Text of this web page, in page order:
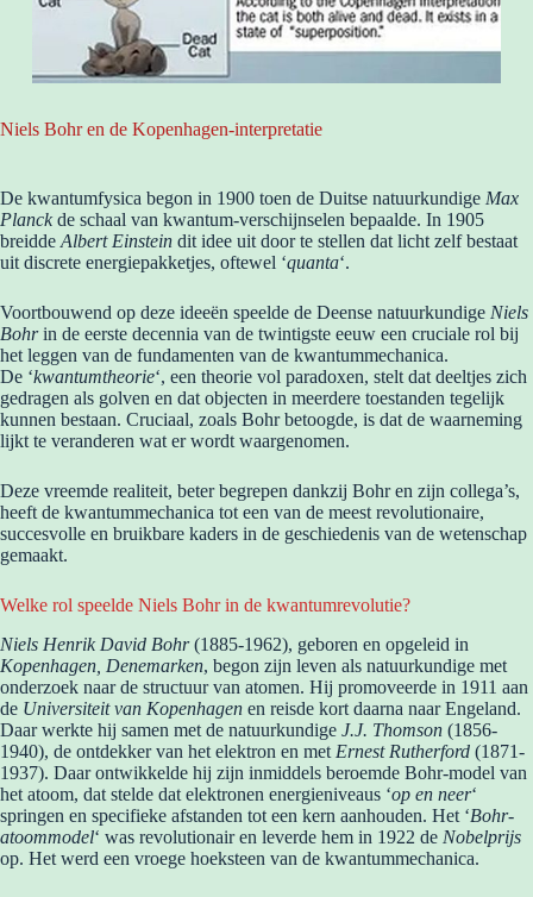
Niels Bohr en de Kopenhagen-interpretatie
De kwantumfysica begon in 1900 toen de Duitse natuurkundige Max
Planck de schaal van kwantum-verschijnselen bepaalde. In 1905
breidde Albert Einstein dit idee uit door te stellen dat licht zelf bestaat
uit discrete energiepakketjes, oftewel ‘quanta‘.
Voortbouwend op deze ideeën speelde de Deense natuurkundige Niels
Bohrin de eerste decennia van de twintigste eeuw een cruciale rol bij
het leggen van de fundamenten van de kwantummechanica.
De ‘kwantumtheorie‘, een theorie vol paradoxen, stelt dat deeltjes zich
gedragen als golven en dat objecten in meerdere toestanden tegelijk
kunnen bestaan. Cruciaal, zoals Bohr betoogde, is dat de waarneming
lijkt te veranderen wat er wordt waargenomen.
Deze vreemde realiteit, beter begrepen dankzij Bohr en zijn collega’s,
heeft de kwantummechanica tot een van de meest revolutionaire,
succesvolle en bruikbare kaders in de geschiedenis van de wetenschap
gemaakt.
Welke rol speelde Niels Bohr in de kwantumrevolutie?
Niels Henrik David Bohr(1885-1962), geboren en opgeleid in
Kopenhagen, Denemarken, begon zijn leven als natuurkundige met
onderzoek naar de structuur van atomen. Hij promoveerde in 1911 aan
de Universiteit van Kopenhagen en reisde kort daarna naar Engeland.
Daar werkte hij samen met de natuurkundige J.J. Thomson (1856-
1940), de ontdekker van het elektron en met Ernest Rutherford (1871-
1937). Daar ontwikkelde hij zijn inmiddels beroemde Bohr-model van
het atoom, dat stelde dat elektronen energieniveaus ‘op en neer‘
springen en specifieke afstanden tot een kern aanhouden. Het ‘Bohr-
atoommodel‘ was revolutionair en leverde hem in 1922 de Nobelprijs
op. Het werd een vroege hoeksteen van de kwantummechanica.